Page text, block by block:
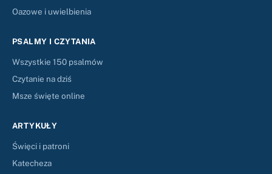
Oazowe i uwielbienia
PSALMY I CZYTANIA
Wszystkie 150 psalmów
Czytanie na dziś
Msze święte online
ARTYKUŁY
Święci i patroni
Katecheza